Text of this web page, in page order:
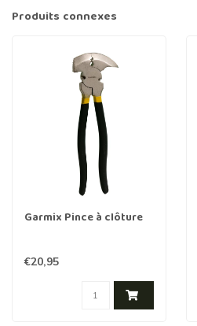
Produits connexes
Garmix Pince à clôture
€20,95